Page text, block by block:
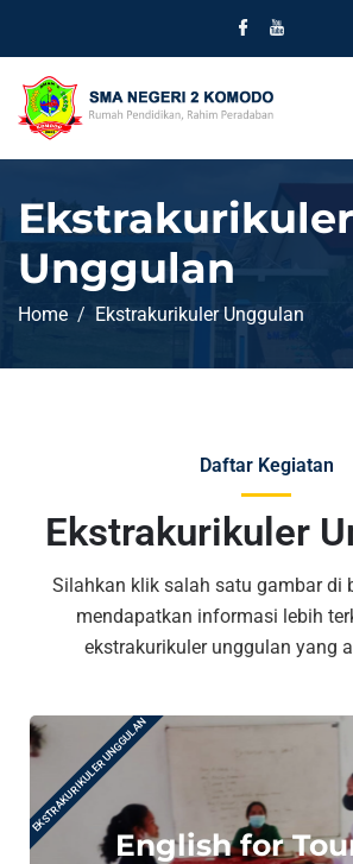
Ekstrakurikuler
Unggulan
Home Ekstrakurikuler Unggulan
Ekstrakurikuler
Daftar Kegiatan
Silahkan klik salah satu gambar di
mendapatkan informasi lebih
ekstrakurikuler unggulan yang
English for
EKSTRAKURIKULER UNGGULAN